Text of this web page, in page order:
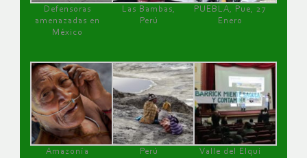
Defensoras
amenazadas en
México
Las Bambas,
Perú
PUEBLA, Pue, 27
Enero
Amazonía
Perú
Valle del Elqui